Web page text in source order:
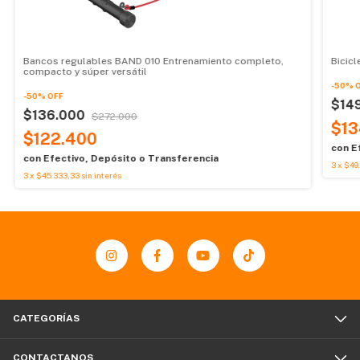
Bancos regulables BAND 010 Entrenamiento completo,
compacto y súper versátil
-50% OFF
$136.000 $272.000
$122.400
con Efectivo, Depósito o Transferencia
3x $45.333,33sin interés
-50%
con
3 x
CATEGORÍAS
CONTACTANOS